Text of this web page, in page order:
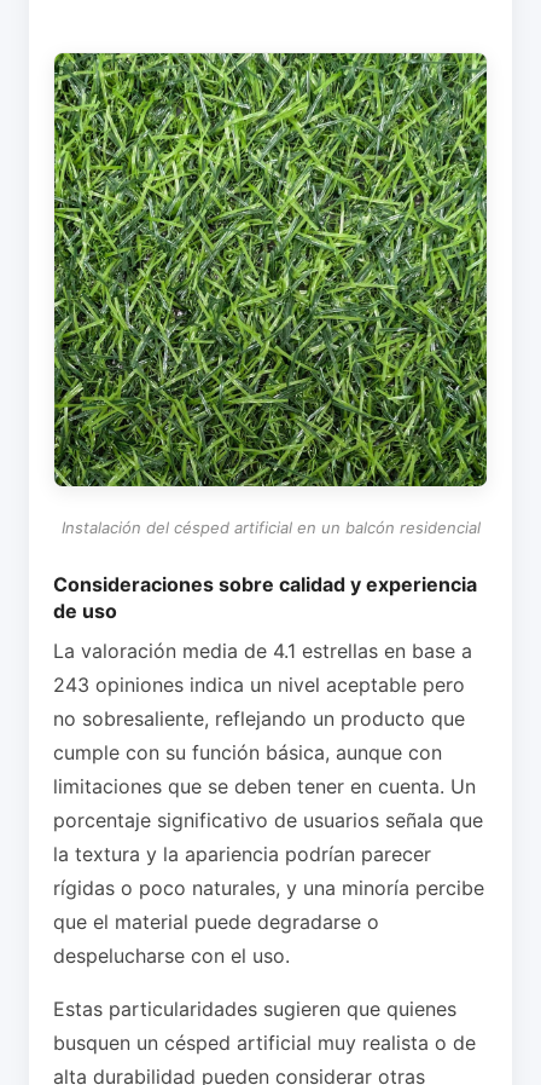
Instalación del césped artificial en un balcón residencial
Consideraciones sobre calidad y experiencia
de uso
La valoración media de 4.1 estrellas en base a
243 opiniones indica un nivel aceptable pero
no sobresaliente, reflejando un producto que
cumple con su función básica, aunque con
limitaciones que se deben tener en cuenta. Un
porcentaje significativo de usuarios señala que
la textura y la apariencia podrían parecer
rígidas o poco naturales, y una minoría percibe
que el material puede degradarse o
despelucharse con el uso.
Estas particularidades sugieren que quienes
busquen un césped artificial muy realista o de
alta durabilidad pueden considerar otras